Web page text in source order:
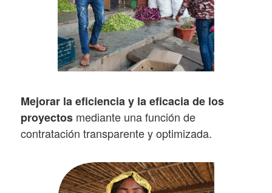
Mejorar la eficiencia y la eficacia de los
proyectosmediante una función de
contratación transparente y optimizada.